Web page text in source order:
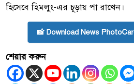
হিসেবে হিমলুং-এর চূড়ায় পা রাখেন।
📸 Download News
শেয়ার করুন